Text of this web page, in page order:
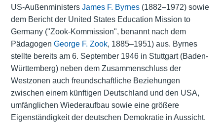
US-Außenministers James F. Byrnes(1882–1972) sowie
dem Bericht der United States Education Mission to
Germany ("Zook-Kommission", benannt nach dem
Pädagogen George F. Zook, 1885–1951) aus. Byrnes
stellte bereits am 6. September 1946 in Stuttgart (Baden-
Württemberg) neben dem Zusammenschluss der
Westzonen auch freundschaftliche Beziehungen
zwischen einem künftigen Deutschland und den USA,
umfänglichen Wiederaufbau sowie eine größere
Eigenständigkeit der deutschen Demokratie in Aussicht.